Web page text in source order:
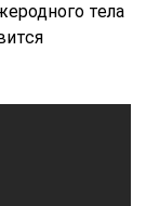
тела